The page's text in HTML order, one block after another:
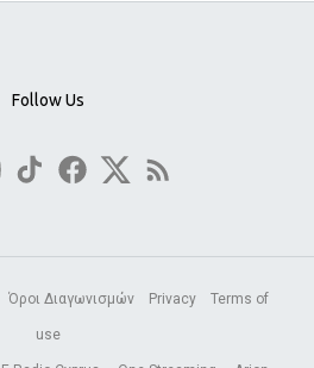
Follow Us
Όροι Διαγωνισμών Privacy Terms of
use